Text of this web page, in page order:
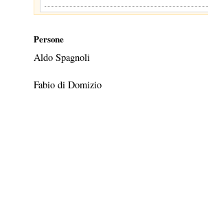
Persone
Aldo Spagnoli
Fabio di Domizio